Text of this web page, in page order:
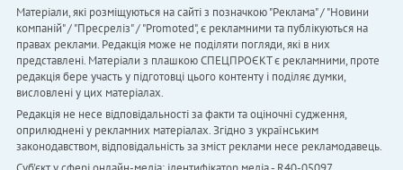
Матеріали, які розміщуються на сайті з позначкою "Реклама" / "Новини
компаній" / "Пресреліз" / "Promoted", є рекламними та публікуються на
правах реклами. Редакція може не поділяти погляди, які в них
представлені. Матеріали з плашкою СПЕЦПРОЄКТ є рекламними, проте
редакція бере участь у підготовці цього контенту і поділяє думки,
висловлені у цих матеріалах.
Редакція не несе відповідальності за факти та оціночні судження,
оприлюднені у рекламних матеріалах. Згідно з українським
законодавством, відповідальність за зміст реклами несе рекламодавець.